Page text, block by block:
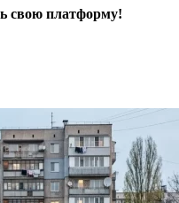
свою платформу!